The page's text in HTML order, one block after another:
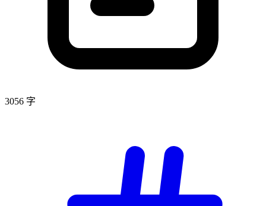
3056 字